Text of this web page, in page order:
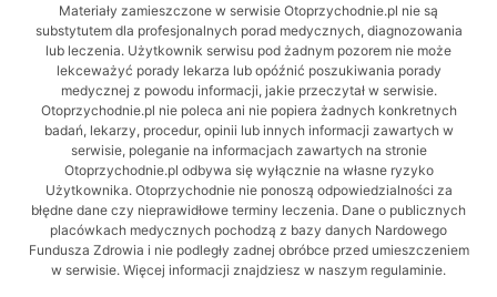
Materiały zamieszczone w serwisie Otoprzychodnie.pl nie są
substytutem dla profesjonalnych porad medycznych, diagnozowania
lub leczenia. Użytkownik serwisu pod żadnym pozorem nie może
lekceważyć porady lekarza lub opóźnić poszukiwania porady
medycznej z powodu informacji, jakie przeczytał w serwisie.
Otoprzychodnie.pl nie poleca ani nie popiera żadnych konkretnych
badań, lekarzy, procedur, opinii lub innych informacji zawartych w
serwisie, poleganie na informacjach zawartych na stronie
Otoprzychodnie.pl odbywa się wyłącznie na własne ryzyko
Użytkownika. Otoprzychodnie nie ponoszą odpowiedzialności za
błędne dane czy nieprawidłowe terminy leczenia. Dane o publicznych
placówkach medycznych pochodzą z bazy danych Nardowego
Fundusza Zdrowia i nie podległy zadnej obróbce przed umieszczeniem
w serwisie. Więcej informacji znajdziesz w naszym regulaminie.